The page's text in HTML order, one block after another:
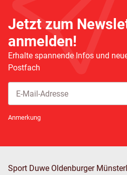
Jetzt zum
anmelden!
Erhalte spannende Infos und
Postfach
Anmerkung
Sport Duwe Oldenburger